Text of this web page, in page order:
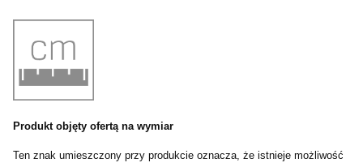
Produkt objęty ofertą na wymiar
Ten znak umieszczony przy produkcie oznacza, że istnieje możliwość